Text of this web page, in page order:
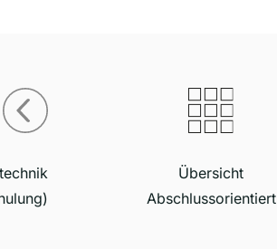
Übersicht
Abschlussorientiert